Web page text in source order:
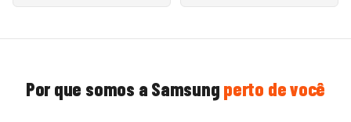
Por que somos a Samsung perto de você